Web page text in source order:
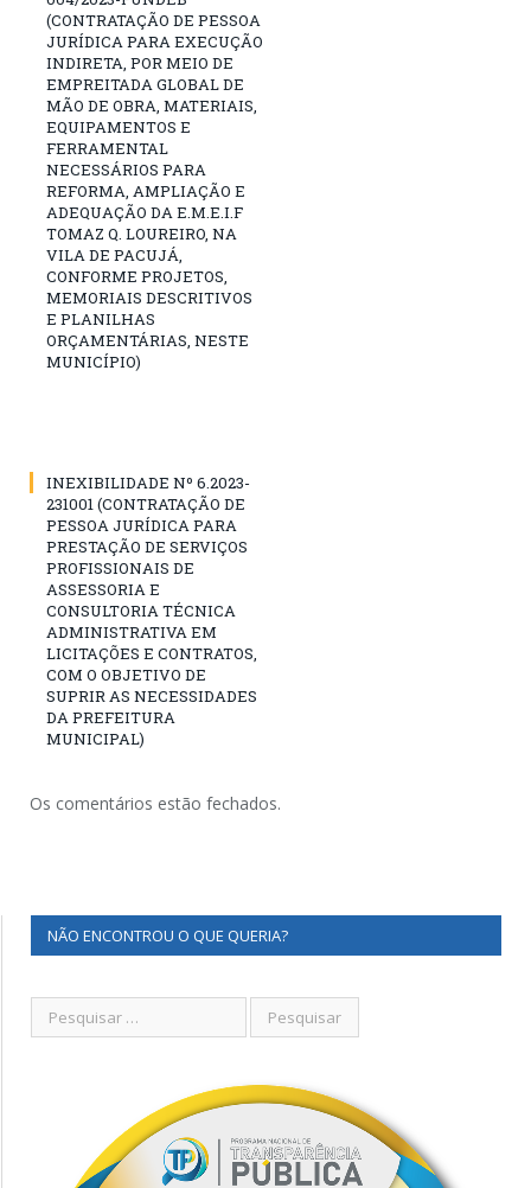
(CONTRATAÇÃO DE PESSOA
JURÍDICA PARA EXECUÇÃO
INDIRETA, POR MEIO DE
EMPREITADA GLOBAL DE
MÃO DE OBRA, MATERIAIS,
EQUIPAMENTOS E
FERRAMENTAL
NECESSÁRIOS PARA
REFORMA, AMPLIAÇÃO E
ADEQUAÇÃO DA E.M.E.I.F
TOMAZ Q. LOUREIRO, NA
VILA DE PACUJÁ,
CONFORME PROJETOS,
MEMORIAIS DESCRITIVOS
E PLANILHAS
ORÇAMENTÁRIAS, NESTE
MUNICÍPIO)
INEXIBILIDADE Nº 6.2023-
231001 (CONTRATAÇÃO DE
PESSOA JURÍDICA PARA
PRESTAÇÃO DE SERVIÇOS
PROFISSIONAIS DE
ASSESSORIA E
CONSULTORIA TÉCNICA
ADMINISTRATIVA EM
LICITAÇÕES E CONTRATOS,
COM O OBJETIVO DE
SUPRIR AS NECESSIDADES
DA PREFEITURA
MUNICIPAL)
Os comentários estão fechados.
NÃO ENCONTROU O QUE QUERIA?